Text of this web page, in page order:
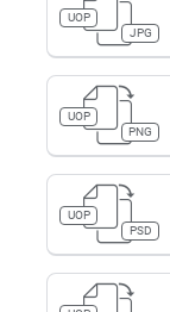
UOP
JPG
UOP
PNG
UOP
PSD